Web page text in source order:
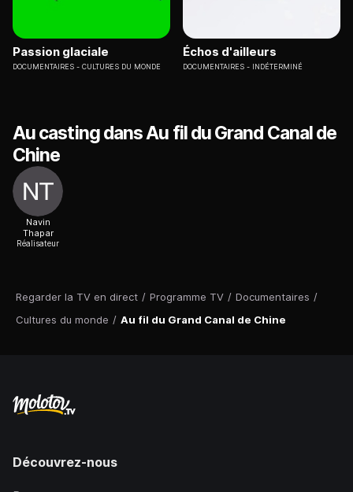
Regarder la TV en direct / Programme TV / Documentaires /
Cultures du monde / Au fil du Grand Canal de Chine
Passion glaciale
DOCUMENTAIRES CULTURES DU MONDE
Échos d'ailleurs
DOCUMENTAIRES INDÉTERMINÉ
Au casting dans Au fil du Grand Canal de
Chine
Navin
Thapar
Réalisateur
Découvrez-nous